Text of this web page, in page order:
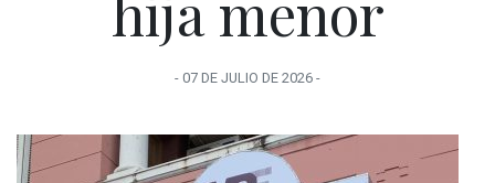
- 07 DE JULIO DE 2026 -